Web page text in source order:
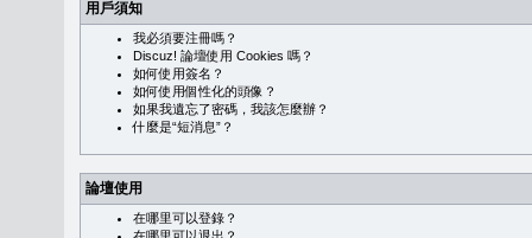
用戶須知
我必須要注冊嗎？
Discuz! 論壇使用 Cookies 嗎？
如何使用簽名？
如何使用個性化的頭像？
如果我遺忘了密碼，我該怎麼辦？
什麼是“短消息”？
論壇使用
在哪里可以登錄？